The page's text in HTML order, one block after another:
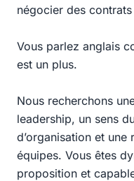
négocier des
Vous parlez anglais
est un plus.
Nous recherchons
leadership, un sens
d’organisation et
équipes. Vous êtes
proposition et